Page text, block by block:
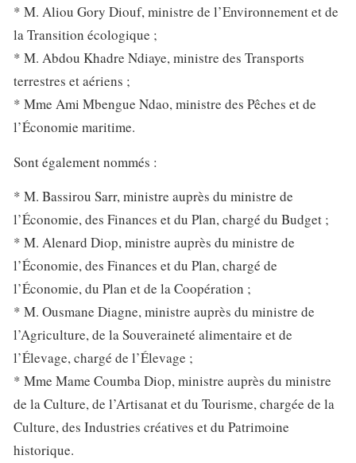
* M. Aliou Gory Diouf, ministre de l’Environnement et de
la Transition écologique ;
* M. Abdou Khadre Ndiaye, ministre des Transports
terrestres et aériens ;
* Mme Ami Mbengue Ndao, ministre des Pêches et de
l’Économie maritime.
Sont également nommés :
* M. Bassirou Sarr, ministre auprès du ministre de
l’Économie, des Finances et du Plan, chargé du Budget ;
* M. Alenard Diop, ministre auprès du ministre de
l’Économie, des Finances et du Plan, chargé de
l’Économie, du Plan et de la Coopération ;
* M. Ousmane Diagne, ministre auprès du ministre de
l’Agriculture, de la Souveraineté alimentaire et de
l’Élevage, chargé de l’Élevage ;
* Mme Mame Coumba Diop, ministre auprès du ministre
de la Culture, de l’Artisanat et du Tourisme, chargée de la
Culture, des Industries créatives et du Patrimoine
historique.